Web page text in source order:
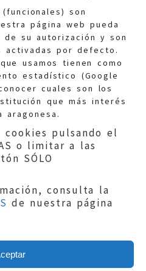
son
página web pueda
de su autorización y son
activadas por defecto.
usamos tienen como
estadístico (Google
cuales son los
que más interés
aragonesa.
cookies pulsando el
o limitar a las
SÓLO
consulta la
de nuestra página
general:
210/
de privacidad|